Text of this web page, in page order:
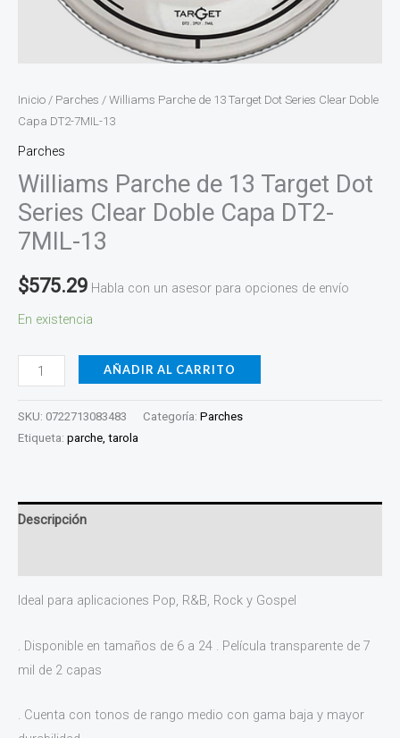
Inicio / Parches / Williams Parche de 13 Target Dot Series Clear Doble
Capa DT2-7MIL-13
Parches
Williams Parche de 13 Target Dot
Series Clear Doble Capa DT2-
7MIL-13
$575.29 Habla con un asesor para opciones de envío
En existencia
AÑADIR AL CARRITO
SKU: 0722713083483 Categoría: Parches
Etiqueta: parche, tarola
Descripción
Ideal para aplicaciones Pop, R&B, Rock y Gospel
. Disponible en tamaños de 6 a 24 . Película transparente de 7
mil de 2 capas
. Cuenta con tonos de rango medio con gama baja y mayor